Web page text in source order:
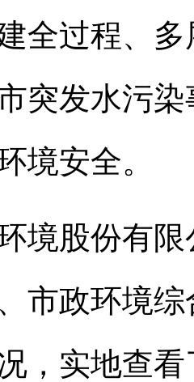
全过程、
突发水污
境安全。
境股份有
市政环境
，实地查